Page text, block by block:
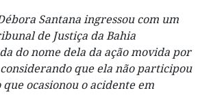
Santana ingressou com um
de Justiça da Bahia
do nome dela da ação movida por
que ela não participou
ocasionou o acidente em